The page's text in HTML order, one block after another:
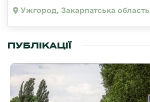
Ужгород, Закарпатська область
ПУБЛІКАЦІЇ